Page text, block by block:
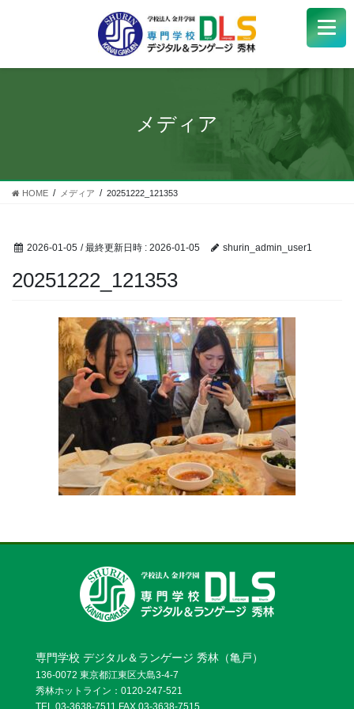
学校紹介+
受験生 +
学生サポート
お問い合わせ
資料請求
OPENキャンパス
メディア
HOME メディア 20251222_121353
2026-01-05 / 最終更新日時 : 2026-01-05 shurin_admin_user1
20251222_121353
専門学校 デジタル＆ランゲージ 秀林（亀戸）
136-0072 東京都江東区大島3-4-7
秀林ホットライン：0120-247-521
TEL.03-3638-7511 FAX.03-3638-7515